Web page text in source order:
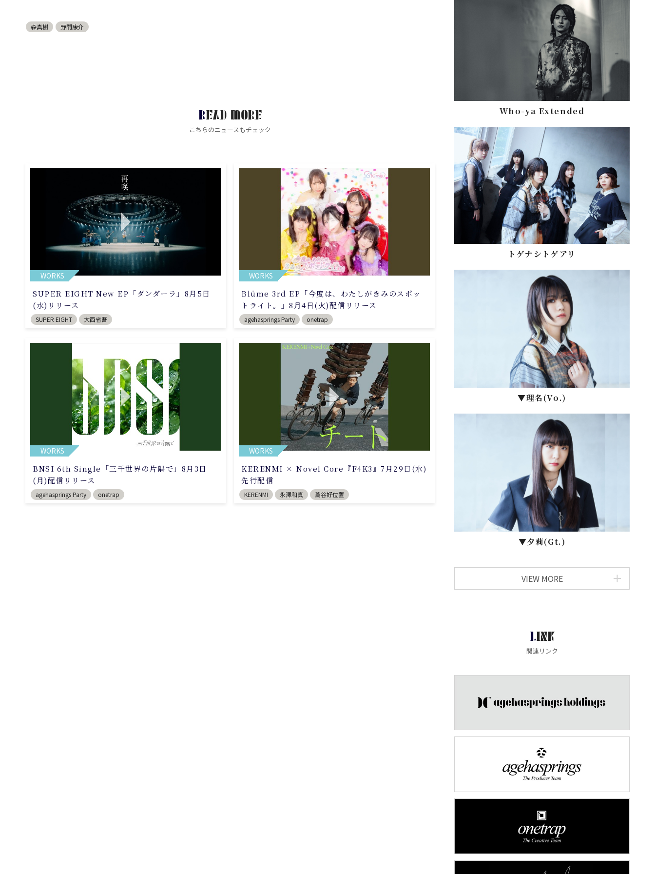
森真樹 野間康介
READ MORE
こちらのニュースもチェック
WORKS
SUPER EIGHT New EP「ダンダーラ」8月5日
(水)リリース
SUPER EIGHT 大西省吾
WORKS
Blüme 3rd EP「今度は、わたしがきみのスポッ
トライト。」8月4日(火)配信リリース
agehasprings Party onetrap
WORKS
BNSI 6th Single「三千世界の片隅で」8月3日
(月)配信リリース
agehasprings Party onetrap
WORKS
KERENMI × Novel Core『F4K3』7月29日(水)
先行配信
KERENMI 永澤和真 蔦谷好位置
Who-ya Extended
トゲナシトゲアリ
▼理名(Vo.)
▼⼣莉(Gt.)
VIEW MORE
LINK
関連リンク